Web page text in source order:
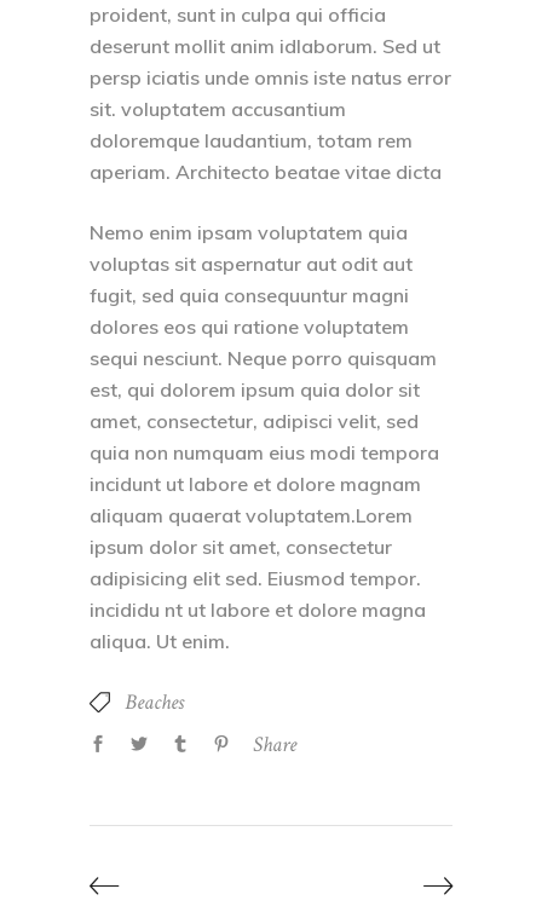
proident, sunt in culpa qui officia
deserunt mollit anim idlaborum. Sed ut
persp iciatis unde omnis iste natus error
sit. voluptatem accusantium
doloremque laudantium, totam rem
aperiam. Architecto beatae vitae dicta
Nemo enim ipsam voluptatem quia
voluptas sit aspernatur aut odit aut
fugit, sed quia consequuntur magni
dolores eos qui ratione voluptatem
sequi nesciunt. Neque porro quisquam
est, qui dolorem ipsum quia dolor sit
amet, consectetur, adipisci velit, sed
quia non numquam eius modi tempora
incidunt ut labore et dolore magnam
aliquam quaerat voluptatem.Lorem
ipsum dolor sit amet, consectetur
adipisicing elit sed. Eiusmod tempor.
incididu nt ut labore et dolore magna
aliqua. Ut enim.
Beaches
Share